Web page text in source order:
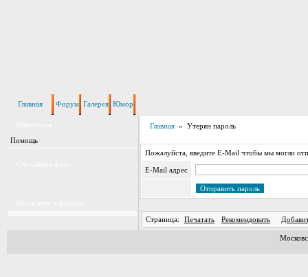
Главная Форум Галерея Юмор
Помощь
Главная » Утерян пароль
Пожалуйста, введите E-Mail чтобы мы могли
E-Mail адрес
Страница: Печатать Рекомендовать